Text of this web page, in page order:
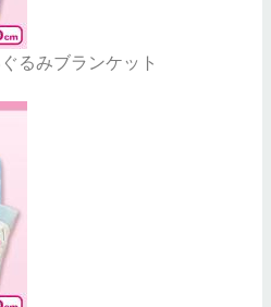
るみブランケット